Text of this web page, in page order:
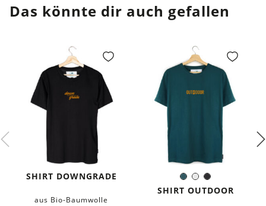
Das könnte dir auch gefallen
SHIRT DOWNGRADE
aus Bio-Baumwolle
Dunkles
Petrol
WeißSchwarz
Farbe:
SHIRT OUTDOOR